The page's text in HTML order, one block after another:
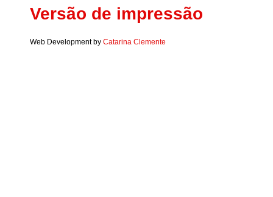
Versão de impressão
Web Development by Catarina Clemente